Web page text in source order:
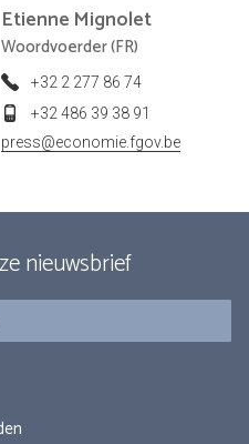
Etienne Mignolet
Woordvoerder (FR)
+32 2 277 86 74
+32 486 39 38 91
press@economie.fgov.be
nieuwsbrief